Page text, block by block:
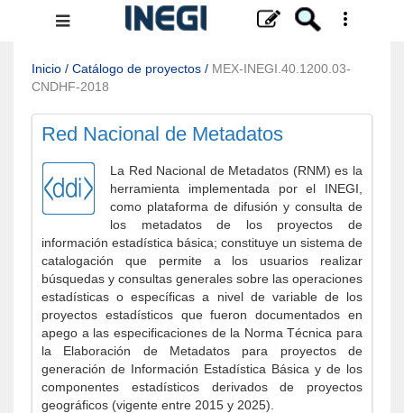
Menú
navegación
Inicio / Catálogo de proyectos / MEX-INEGI.40.1200.03-
CNDHF-2018
Red Nacional de Metadatos
La Red Nacional de Metadatos (RNM) es la
herramienta implementada por el INEGI,
como plataforma de difusión y consulta de
los metadatos de los proyectos de
información estadística básica; constituye un sistema de
catalogación que permite a los usuarios realizar
búsquedas y consultas generales sobre las operaciones
estadísticas o específicas a nivel de variable de los
proyectos estadísticos que fueron documentados en
apego a las especificaciones de la Norma Técnica para
la Elaboración de Metadatos para proyectos de
generación de Información Estadística Básica y de los
componentes estadísticos derivados de proyectos
geográficos (vigente entre 2015 y 2025).